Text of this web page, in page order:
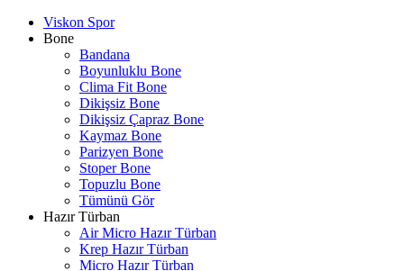
Viskon Spor
Bone
Bandana
Boyunluklu Bone
Clima Fit Bone
Dikişsiz Bone
Dikişsiz Çapraz Bone
Kaymaz Bone
Parizyen Bone
Stoper Bone
Topuzlu Bone
Tümünü Gör
Hazır Türban
Air Micro Hazır Türban
Krep Hazır Türban
Micro Hazır Türban